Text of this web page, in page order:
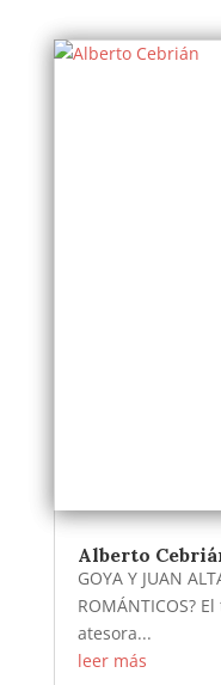
Alberto
GOYA Y JUAN
ROMÁNTICOS?
atesora...
leer más